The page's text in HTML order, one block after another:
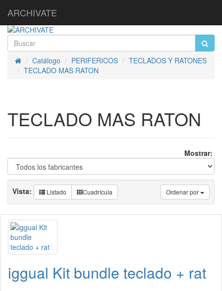
ARCHIVATE
InicioCatálogo PERIFERICOS
TECLADOS Y RATONES
TECLADO MAS RATON
TECLADO MAS RATON
Mostrar:
Ordenar por
Vista: Listado Cuadrícula
iggual Kit bundle teclado + rat